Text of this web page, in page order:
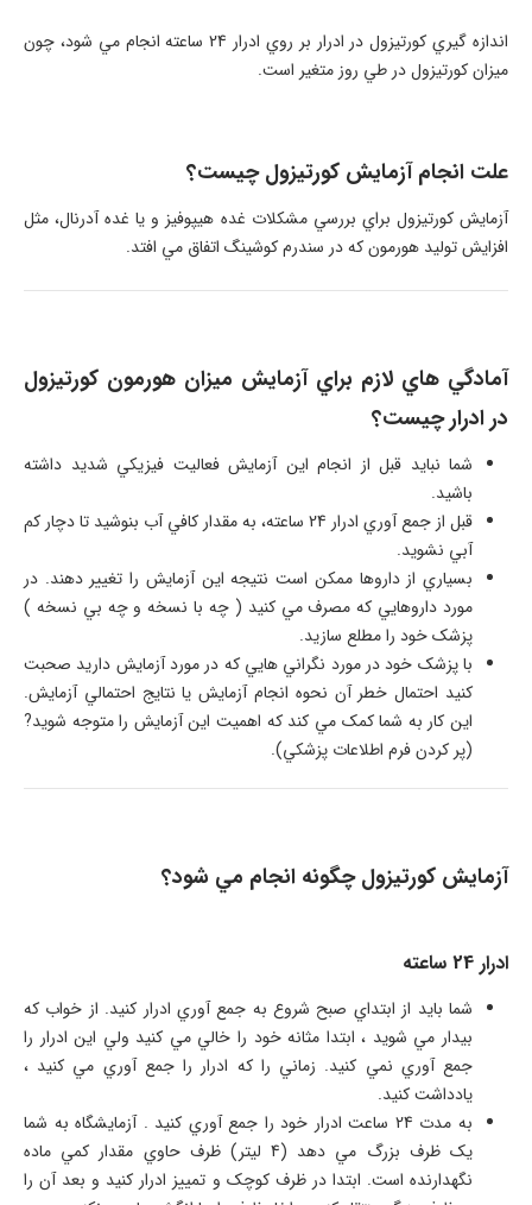
اندازه گيري کورتيزول در ادرار بر روي ادرار 24 ساعته انجام مي شود، چون
ميزان کورتيزول در طي روز متغير است.
علت انجام آزمايش کورتيزول چيست؟
آزمايش کورتيزول براي بررسي مشکلات غده هيپوفيز و يا غده آدرنال، مثل
افزايش توليد هورمون که در سندرم کوشينگ اتفاق مي افتد.
آمادگي هاي لازم براي آزمایش میزان هورمون کورتیزول
در ادرار چيست؟
شما نبايد قبل از انجام اين آزمايش فعاليت فيزيکي شديد داشته
باشيد.
قبل از جمع آوري ادرار 24 ساعته، به مقدار کافي آب بنوشيد تا دچار کم
آبي نشويد.
بسياري از داروها ممکن است نتيجه اين آزمايش را تغيير دهند. در
مورد داروهايي که مصرف مي کنيد ( چه با نسخه و چه بي نسخه )
پزشک خود را مطلع سازيد.
با پزشک خود در مورد نگراني هايي که در مورد آزمايش داريد صحبت
کنيد احتمال خطر آن نحوه انجام آزمايش يا نتايج احتمالي آزمايش.
اين کار به شما کمک مي کند که اهميت اين آزمايش را متوجه شويد?
(پر کردن فرم اطلاعات پزشکي).
آزمايش کورتيزول چگونه انجام مي شود؟
ادرار 24 ساعته
شما بايد از ابتداي صبح شروع به جمع آوري ادرار کنيد. از خواب که
بيدار مي شويد ، ابتدا مثانه خود را خالي مي کنيد ولي اين ادرار را
جمع آوري نمي کنيد. زماني را که ادرار را جمع آوري مي کنيد ،
يادداشت کنيد.
به مدت 24 ساعت ادرار خود را جمع آوري کنيد . آزمايشگاه به شما
يک ظرف بزرگ مي دهد (4 ليتر) ظرف حاوي مقدار کمي ماده
نگهدارنده است. ابتدا در ظرف کوچک و تمييز ادرار کنيد و بعد آن را